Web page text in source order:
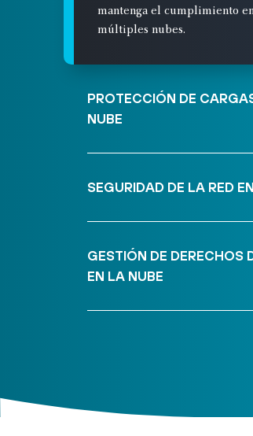
mantenga el cumplimiento
múltiples nubes.
PROTECCIÓN DE
NUBE
SEGURIDAD DE LA RED
GESTIÓN DE DERECHOS
EN LA NUBE